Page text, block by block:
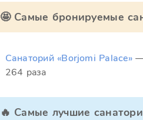
🤩 Самые бронируемые
Санаторий «Borjomi Palace»
264 раза
🔥 Самые лучшие санатории